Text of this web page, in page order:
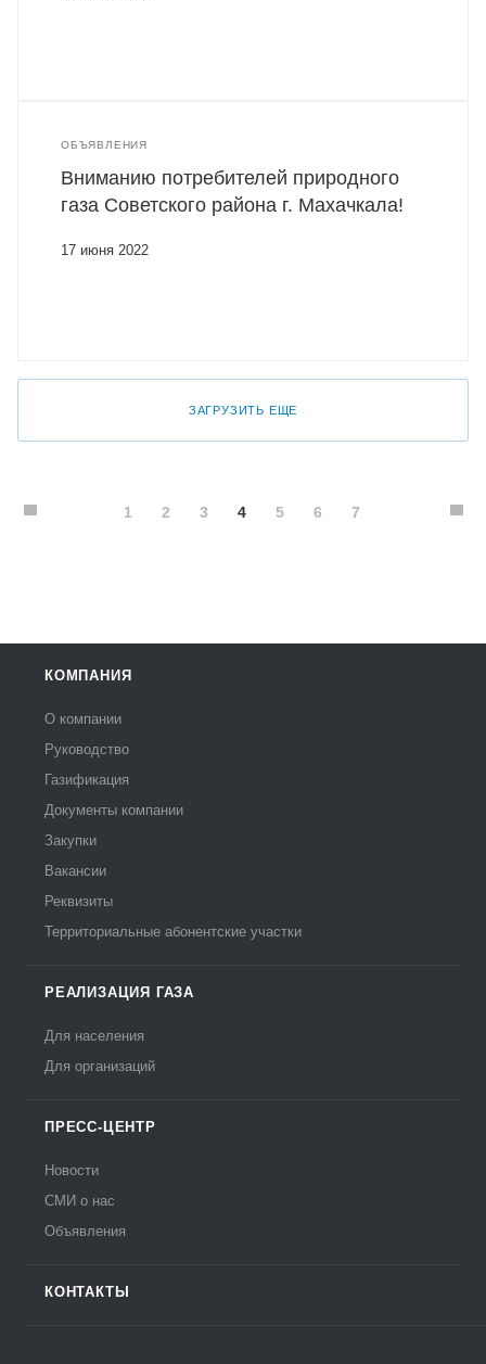
ОБЪЯВЛЕНИЯ
Вниманию потребителей природного
газа Советского района г. Махачкала!
17 июня 2022
ЗАГРУЗИТЬ ЕЩЕ
1 2 3 4 5 6 7
КОМПАНИЯ
О компании
Руководство
Газификация
Документы компании
Закупки
Вакансии
Реквизиты
Территориальные абонентские участки
РЕАЛИЗАЦИЯ ГАЗА
Для населения
Для организаций
ПРЕСС-ЦЕНТР
Новости
СМИ о нас
Объявления
КОНТАКТЫ